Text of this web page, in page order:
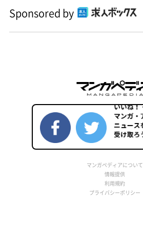
Sponsored by
マンガペディアについて
情報提供
利用規約
プライバシーポリシー